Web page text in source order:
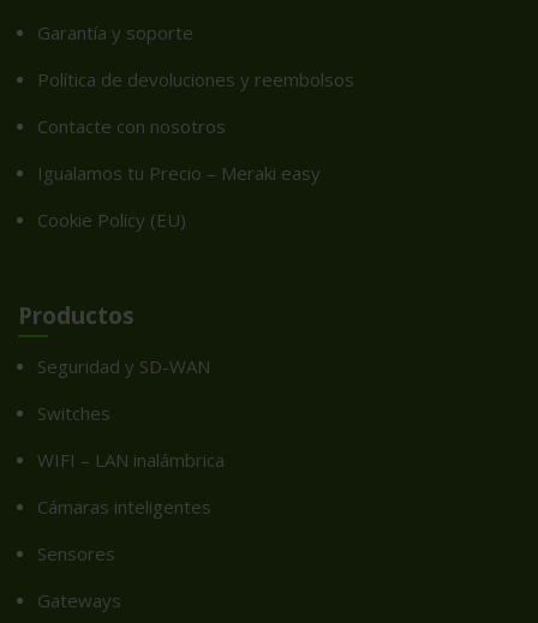
Garantía y soporte
Política de devoluciones y reembolsos
Contacte con nosotros
Igualamos tu Precio – Meraki easy
Cookie Policy (EU)
Productos
Seguridad y SD-WAN
Switches
WIFI – LAN inalámbrica
Cámaras inteligentes
Sensores
Gateways